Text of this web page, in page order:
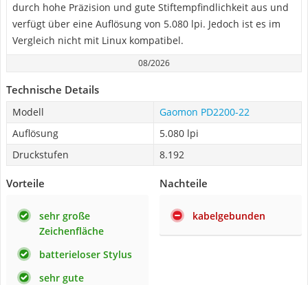
durch hohe Präzision und gute Stiftempfindlichkeit aus und
verfügt über eine Auflösung von 5.080 lpi. Jedoch ist es im
Vergleich nicht mit Linux kompatibel.
08/2026
Technische Details
Modell
Gaomon PD2200-22
Auflösung
5.080 lpi
Druckstufen
8.192
Vorteile
sehr große
Zeichenfläche
batterieloser Stylus
sehr gute
Nachteile
kabelgebunden